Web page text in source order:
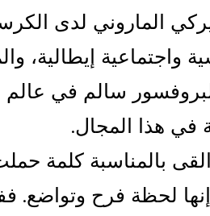
الماروني لدى
سالم في
في هذا المجال.
بالمناسبة كلمة
لحظة فرح وتواضع.